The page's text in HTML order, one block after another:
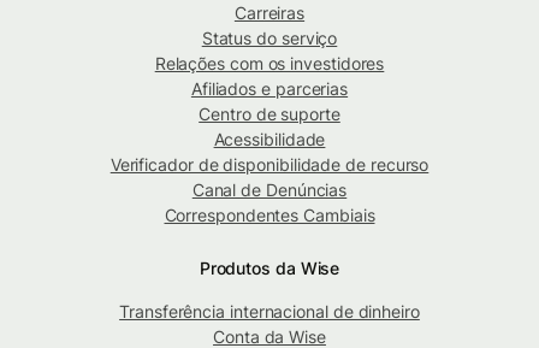
Carreiras
Status do serviço
Relações com os investidores
Afiliados e parcerias
Centro de suporte
Acessibilidade
Verificador de disponibilidade de recurso
Canal de Denúncias
Correspondentes Cambiais
Produtos da Wise
Transferência internacional de dinheiro
Conta da Wise